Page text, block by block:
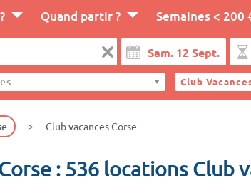
Quand partir ? Semaines < 200
Club
Club vacances Corse
: 536 locations Club